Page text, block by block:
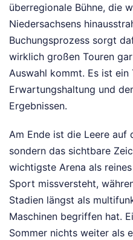
überregionale Bühne, die
Niedersachsens
Buchungsprozess sorgt
wirklich großen Touren
Auswahl kommt. Es ist
Erwartungshaltung und
Ergebnissen.
Am Ende ist die Leere auf
sondern das sichtbare
wichtigste Arena als
Sport missversteht,
Stadien längst als
Maschinen begriffen hat.
Sommer nichts weiter als